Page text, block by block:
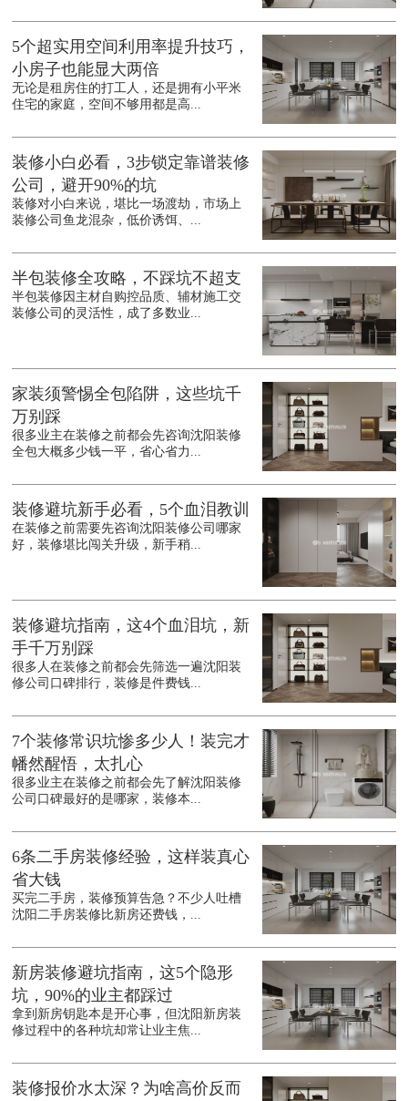
5个超实用空间利用率提升技巧，
小房子也能显大两倍
无论是租房住的打工人，还是拥有小平米
住宅的家庭，空间不够用都是高...
装修小白必看，3步锁定靠谱装修
公司，避开90%的坑
装修对小白来说，堪比一场渡劫，市场上
装修公司鱼龙混杂，低价诱饵、...
半包装修全攻略，不踩坑不超支
半包装修因主材自购控品质、辅材施工交
装修公司的灵活性，成了多数业...
家装须警惕全包陷阱，这些坑千
万别踩
很多业主在装修之前都会先咨询沈阳装修
全包大概多少钱一平，省心省力...
装修避坑新手必看，5个血泪教训
在装修之前需要先咨询沈阳装修公司哪家
好，装修堪比闯关升级，新手稍...
装修避坑指南，这4个血泪坑，新
手千万别踩
很多人在装修之前都会先筛选一遍沈阳装
修公司口碑排行，装修是件费钱...
7个装修常识坑惨多少人！装完才
幡然醒悟，太扎心
很多业主在装修之前都会先了解沈阳装修
公司口碑最好的是哪家，装修本...
6条二手房装修经验，这样装真心
省大钱
买完二手房，装修预算告急？不少人吐槽
沈阳二手房装修比新房还费钱，...
新房装修避坑指南，这5个隐形
坑，90%的业主都踩过
拿到新房钥匙本是开心事，但沈阳新房装
修过程中的各种坑却常让业主焦...
装修报价水太深？为啥高价反而